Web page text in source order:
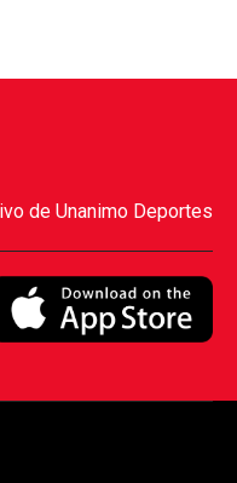
de Unanimo Deportes